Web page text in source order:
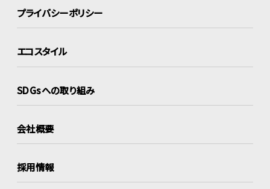
プライバシーポリシー
エコスタイル
SDGsへの取り組み
会社概要
採用情報